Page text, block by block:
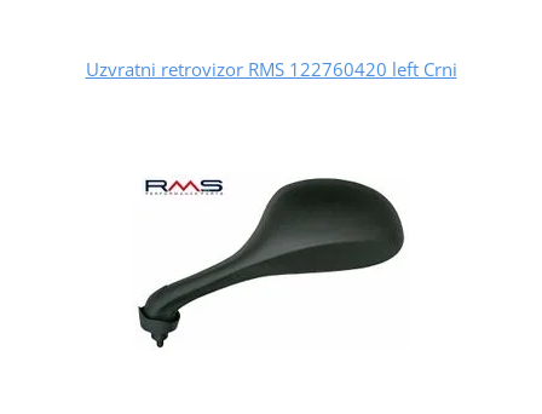
Uzvratni retrovizor RMS 122760420 left Crni